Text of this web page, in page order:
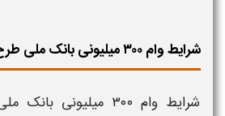
شرایط وام ۳۰۰ میلیونی بانک ملی طرح مهربانی
شرایط وام ۳۰۰ میلیونی بانک